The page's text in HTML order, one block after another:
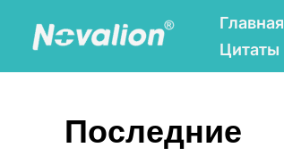
содержанию
Главная
Цитаты
Последние
у
б
и